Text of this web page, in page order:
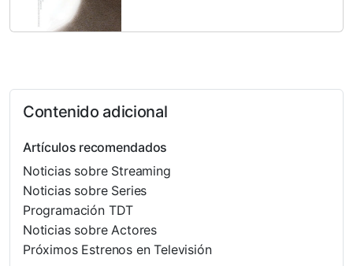
Contenido adicional
Artículos recomendados
Noticias sobre Streaming
Noticias sobre Series
Programación TDT
Noticias sobre Actores
Próximos Estrenos en Televisión